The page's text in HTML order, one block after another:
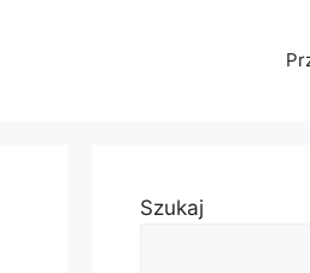
Szukaj